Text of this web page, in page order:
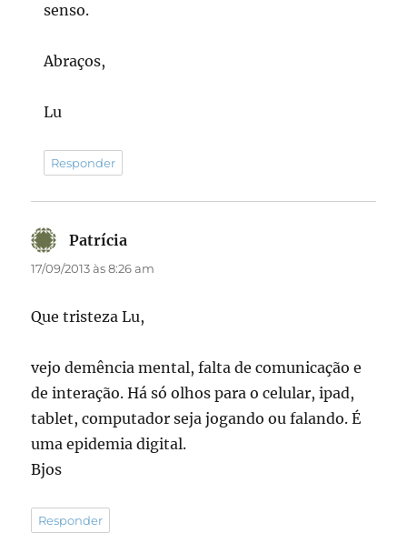
senso.
Abraços,
Lu
Responder
Patrícia
17/09/2013 às 8:26 am
Que tristeza Lu,
vejo demência mental, falta de comunicação e
de interação. Há só olhos para o celular, ipad,
tablet, computador seja jogando ou falando. É
uma epidemia digital.
Bjos
Responder